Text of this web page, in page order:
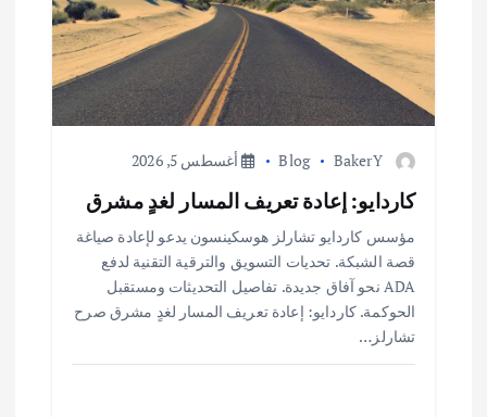
BakerY
Blog أغسطس 5, 2026
كاردايو: إعادة تعريف المسار لغدٍ مشرق
مؤسس كاردايو تشارلز هوسكينسون يدعو لإعادة صياغة
قصة الشبكة. تحديات التسويق والترقية التقنية لدفع
ADA نحو آفاق جديدة. تفاصيل التحديثات ومستقبل
الحوكمة. كاردايو: إعادة تعريف المسار لغدٍ مشرق صرح
تشارلز…